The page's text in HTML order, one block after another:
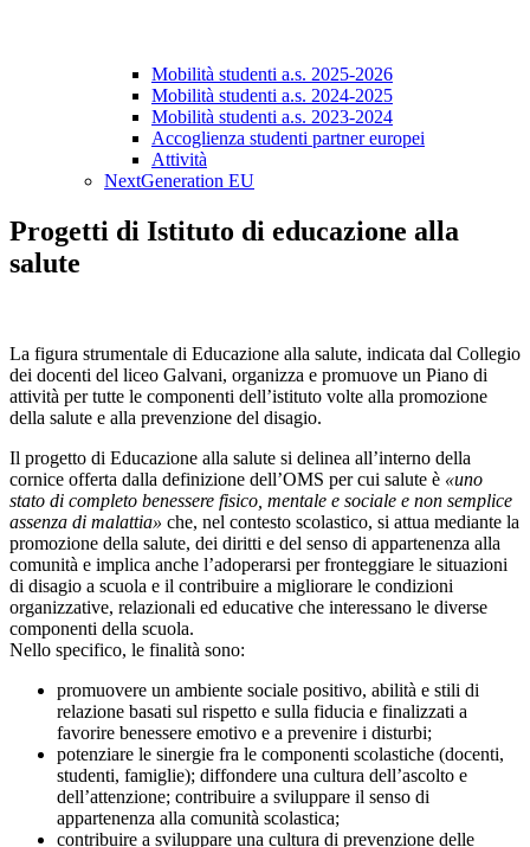
Mobilità studenti a.s. 2025-2026
Mobilità studenti a.s. 2024-2025
Mobilità studenti a.s. 2023-2024
Accoglienza studenti partner europei
Attività
NextGeneration EU
Progetti di Istituto di educazione alla
salute
La figura strumentale di Educazione alla salute, indicata dal Collegio
dei docenti del liceo Galvani, organizza e promuove un Piano di
attività per tutte le componenti dell’istituto volte alla promozione
della salute e alla prevenzione del disagio.
Il progetto di Educazione alla salute si delinea all’interno della
cornice offerta dalla definizione dell’OMS per cui salute è «uno
stato di completo benessere fisico, mentale e sociale e non semplice
assenza di malattia» che, nel contesto scolastico, si attua mediante la
promozione della salute, dei diritti e del senso di appartenenza alla
comunità e implica anche l’adoperarsi per fronteggiare le situazioni
di disagio a scuola e il contribuire a migliorare le condizioni
organizzative, relazionali ed educative che interessano le diverse
componenti della scuola.
Nello specifico, le finalità sono:
promuovere un ambiente sociale positivo, abilità e stili di
relazione basati sul rispetto e sulla fiducia e finalizzati a
favorire benessere emotivo e a prevenire i disturbi;
potenziare le sinergie fra le componenti scolastiche (docenti,
studenti, famiglie); diffondere una cultura dell’ascolto e
dell’attenzione; contribuire a sviluppare il senso di
appartenenza alla comunità scolastica;
contribuire a sviluppare una cultura di prevenzione delle